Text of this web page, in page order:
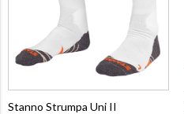
Stanno Strumpa Uni II